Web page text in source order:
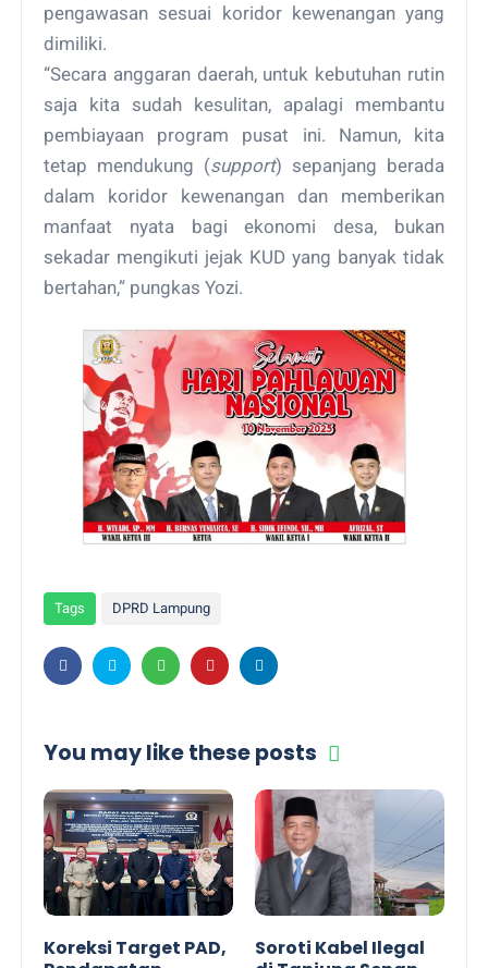
pengawasan sesuai koridor kewenangan yang
dimiliki.
“Secara anggaran daerah, untuk kebutuhan rutin
saja kita sudah kesulitan, apalagi membantu
pembiayaan program pusat ini. Namun, kita
tetap mendukung (support) sepanjang berada
dalam koridor kewenangan dan memberikan
manfaat nyata bagi ekonomi desa, bukan
sekadar mengikuti jejak KUD yang banyak tidak
bertahan,” pungkas Yozi.
Tags DPRD Lampung
You may like these posts
Koreksi Target PAD,
Soroti Kabel Ilegal